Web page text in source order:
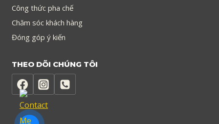
Công thức pha chế
Chăm sóc khách hàng
Đóng góp ý kiến
THEO DÕI CHÚNG TÔI